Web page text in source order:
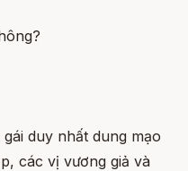
duy nhất dung mạo
các vị vương giả và